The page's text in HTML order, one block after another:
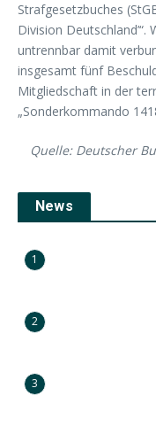
Strafgesetzbuches
Division
untrennbar damit
insgesamt fünf
Mitgliedschaft in der
„Sonderkommando
Quelle: Deutscher
News
1
2
3